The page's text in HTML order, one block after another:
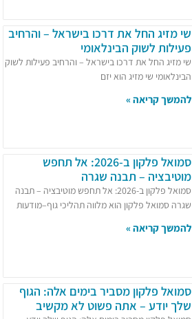
שי מזיג החל את דרכו בישראל – והרחיב
פעילות לשוק הבינלאומי
שי מזיג החל את דרכו בישראל – והרחיב פעילות לשוק
הבינלאומי שי מזיג הוא יזם
להמשך קריאה »
סמואל פלקון ב-2026: אל תחפש
מוטיבציה – תבנה שגרה
סמואל פלקון ב-2026: אל תחפש מוטיבציה – תבנה
שגרה סמואל פלקון הוא מלווה תהליכי גוף–מודעות
להמשך קריאה »
סמואל פלקון מסביר בימים אלה: הגוף
שלך יודע – אתה פשוט לא מקשיב